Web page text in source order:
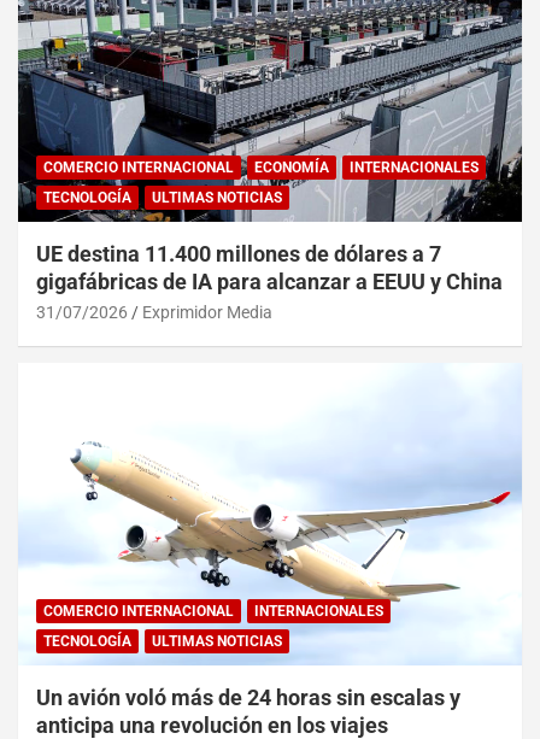
COMERCIO INTERNACIONAL ECONOMÍA
INTERNACIONALES
TECNOLOGÍA
ULTIMAS NOTICIAS
UE destina 11.400 millones de dólares a 7
gigafábricas de IA para alcanzar a EEUU y China
31/07/2026 Exprimidor Media
COMERCIO INTERNACIONAL
INTERNACIONALES
TECNOLOGÍA
ULTIMAS NOTICIAS
Un avión voló más de 24 horas sin escalas y
anticipa una revolución en los viajes